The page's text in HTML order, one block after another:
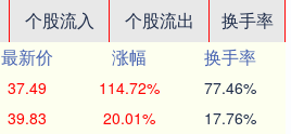
个股流入 个股流出
换手率
最新价 涨幅
换手率
37.49 114.72% 77.46%
39.83 20.01% 17.76%